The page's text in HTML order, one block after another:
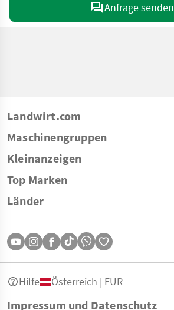
Anfrage senden
Landwirt.com
Maschinengruppen
Kleinanzeigen
Top Marken
Länder
Impressum und Datenschutz
Hilfe Österreich | EUR